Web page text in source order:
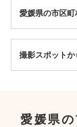
愛媛県の市区
撮影スポット
愛媛県